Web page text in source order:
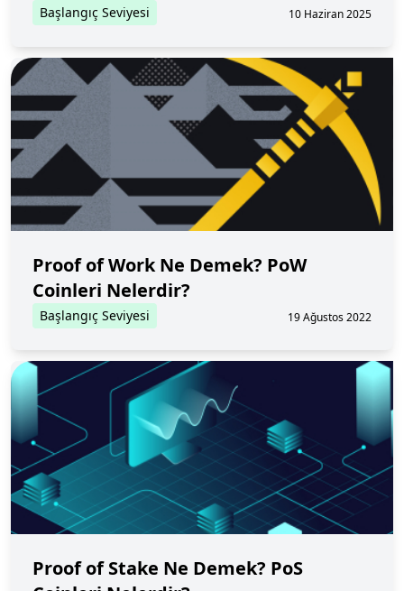
Başlangıç Seviyesi 10 Haziran 2025
Proof of Work Ne Demek? PoW
Coinleri Nelerdir?
Başlangıç Seviyesi 19 Ağustos 2022
Proof of Stake Ne Demek? PoS